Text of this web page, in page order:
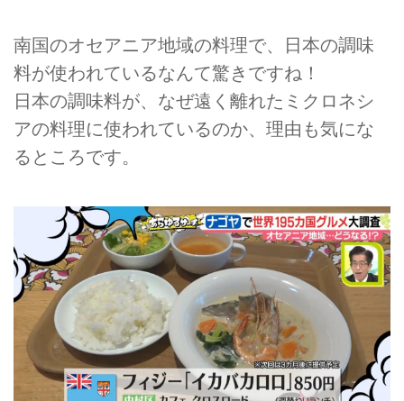
南国のオセアニア地域の料理で、日本の調味
料が使われているなんて驚きですね！
日本の調味料が、なぜ遠く離れたミクロネシ
アの料理に使われているのか、理由も気にな
るところです。